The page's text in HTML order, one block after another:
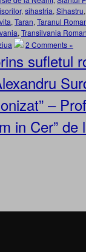
, sihastria, Sihastru
, Taran, Taranul
, Transilvania
2 Comments »
sufletul
–
in Cer”